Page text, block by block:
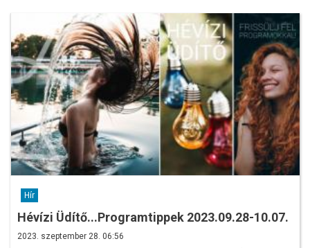
Hír
Hévízi Üdítő...Programtippek 2023.09.28-10.07.
2023. szeptember 28. 06:56